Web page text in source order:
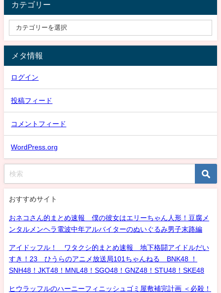
カテゴリー
メタ情報
ログイン
投稿フィード
コメントフィード
WordPress.org
おすすめサイト
おネコさん的まとめ速報 僕の彼女はエリーちゃん人形！豆腐メ
ンタルメンヘラ電波中年アルバイターのぬいぐるみ男子末路編
アイドッフル！ ワタクシ的まとめ速報 地下格闘アイドルだい
すき！23 ひうらのアニメ放送局101ちゃんねる BNK48 ！
SNH48！JKT48！MNL48！SGO48！GNZ48！STU48！SKE48
ヒウラッフルのハーニーフィニッシュゴミ屋敷補完計画 ＜必殺！